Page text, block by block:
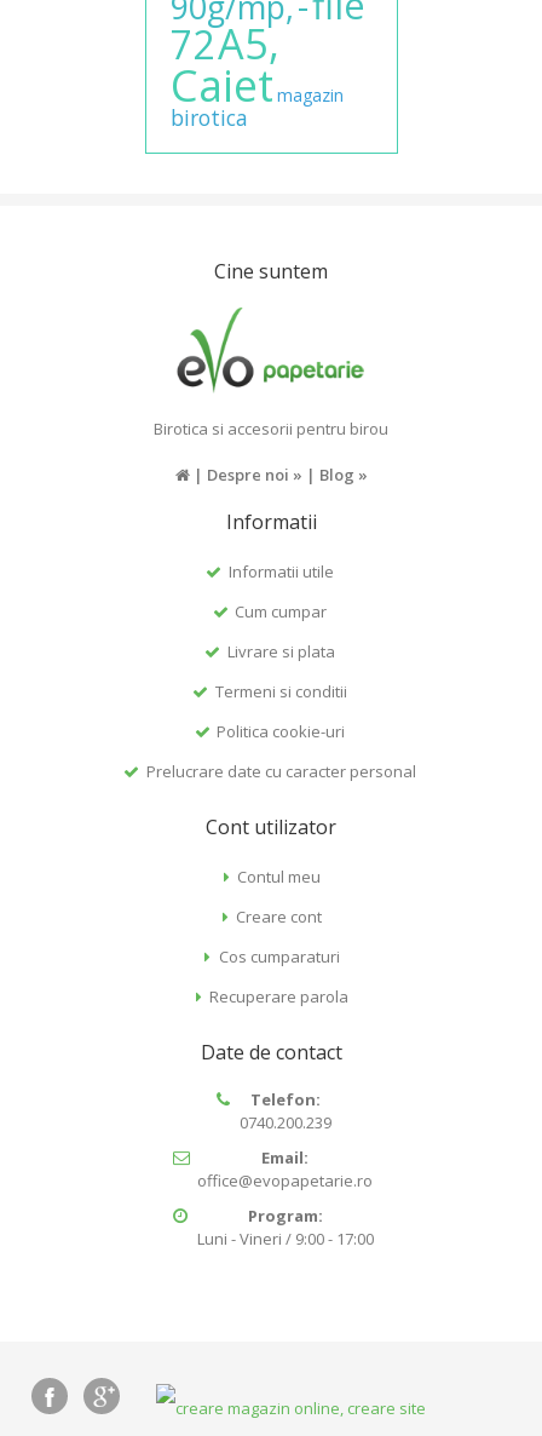
72A5,
Caietmagazin
birotica
Cine suntem
Birotica si accesorii pentru birou
| Despre noi » | Blog »
Informatii
Informatii utile
Cum cumpar
Livrare si plata
Termeni si conditii
Politica cookie-uri
Prelucrare date cu caracter personal
Cont utilizator
Contul meu
Creare cont
Cos cumparaturi
Recuperare parola
Date de contact
Telefon:
0740.200.239
Email:
office@evopapetarie.ro
Program:
Luni - Vineri / 9:00 - 17:00